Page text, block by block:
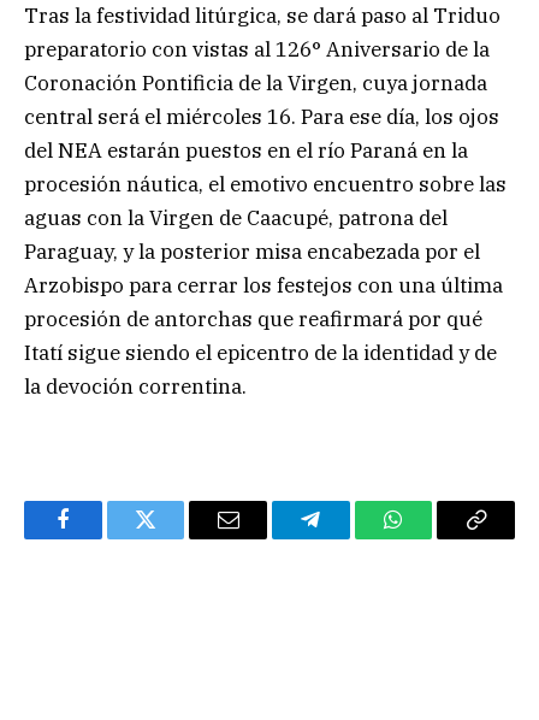
Tras la festividad litúrgica, se dará paso al Triduo
preparatorio con vistas al 126° Aniversario de la
Coronación Pontificia de la Virgen, cuya jornada
central será el miércoles 16. Para ese día, los ojos
del NEA estarán puestos en el río Paraná en la
procesión náutica, el emotivo encuentro sobre las
aguas con la Virgen de Caacupé, patrona del
Paraguay, y la posterior misa encabezada por el
Arzobispo para cerrar los festejos con una última
procesión de antorchas que reafirmará por qué
Itatí sigue siendo el epicentro de la identidad y de
la devoción correntina.
FacebookTwitter Email TelegramWhatsAppCopy